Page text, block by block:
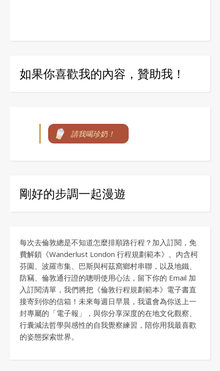
如果你喜歡我的內容，贊助我！
請我喝珍奶！
剛好的步調一起漫遊
每次去倫敦總是不知道怎麼排順路行程？加入訂閱，免
費解鎖《Wanderlust London 行程規劃範本》。內含柯
芬園、波羅市集、巴斯與柯茲窩鄉村串聯，以及地鐵、
防竊、倫敦通行證的聰明使用心法，留下你的 Email 加
入訂閱清單，我們將把《倫敦行程規劃範本》電子書直
接寄到你的信箱！未來每週日早晨，我還會為你送上一
封專屬的「電子報」，與你分享深度的在地文化觀察、
行囊減法哲學與感性的自我覺察練習，陪你用我最喜歡
的姿態探索世界。